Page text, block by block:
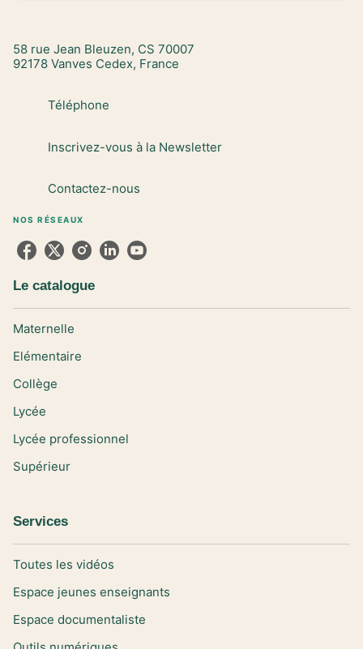
58 rue Jean Bleuzen, CS 70007
92178 Vanves Cedex, France
Téléphone
Inscrivez-vous à la Newsletter
Contactez-nous
NOS RÉSEAUX
Le catalogue
Maternelle
Elémentaire
Collège
Lycée
Lycée professionnel
Supérieur
Services
Toutes les vidéos
Espace jeunes enseignants
Espace documentaliste